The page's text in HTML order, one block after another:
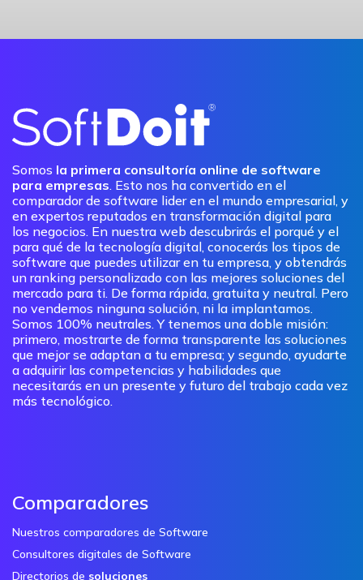
Somos la primera consultoría online de software
para empresas. Esto nos ha convertido en el
comparador de software lider en el mundo empresarial, y
en expertos reputados en transformación digital para
los negocios. En nuestra web descubrirás el porqué y el
para qué de la tecnología digital, conocerás los tipos de
software que puedes utilizar en tu empresa, y obtendrás
un ranking personalizado con las mejores soluciones del
mercado para ti. De forma rápida, gratuita y neutral. Pero
no vendemos ninguna solución, ni la implantamos.
Somos 100% neutrales. Y tenemos una doble misión:
primero, mostrarte de forma transparente las soluciones
que mejor se adaptan a tu empresa; y segundo, ayudarte
a adquirir las competencias y habilidades que
necesitarás en un presente y futuro del trabajo cada vez
más tecnológico.
Comparadores
Nuestros comparadores de Software
Consultores digitales de Software
Directorios de soluciones